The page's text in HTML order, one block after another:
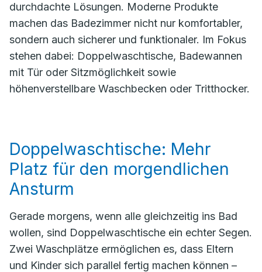
durchdachte Lösungen. Moderne Produkte
machen das Badezimmer nicht nur komfortabler,
sondern auch sicherer und funktionaler. Im Fokus
stehen dabei: Doppelwaschtische, Badewannen
mit Tür oder Sitzmöglichkeit sowie
höhenverstellbare Waschbecken oder Tritthocker.
Doppelwaschtische: Mehr
Platz für den morgendlichen
Ansturm
Gerade morgens, wenn alle gleichzeitig ins Bad
wollen, sind Doppelwaschtische ein echter Segen.
Zwei Waschplätze ermöglichen es, dass Eltern
und Kinder sich parallel fertig machen können –